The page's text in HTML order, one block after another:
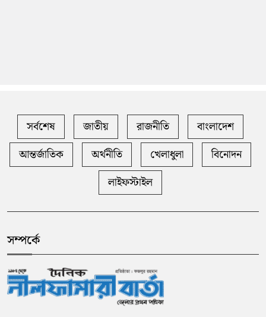
সর্বশেষ জাতীয় রাজনীতি
বাংলাদেশ
আন্তর্জাতিক
অর্থনীতি খেলাধুলা
বিনোদন
লাইফস্টাইল
সম্পর্কে